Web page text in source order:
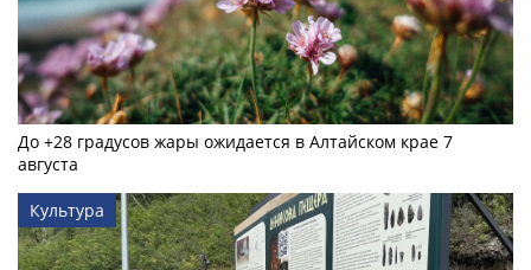
До +28 градусов жары ожидается в Алтайском крае 7
августа
Культура